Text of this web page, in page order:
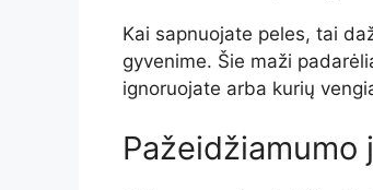
Kai sapnuojate peles, tai
gyvenime. Šie maži
ignoruojate arba kurių
Pažeidžiamumo